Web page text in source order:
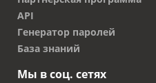
API
Генератор паролей
База знаний
Мы в соц. сетях